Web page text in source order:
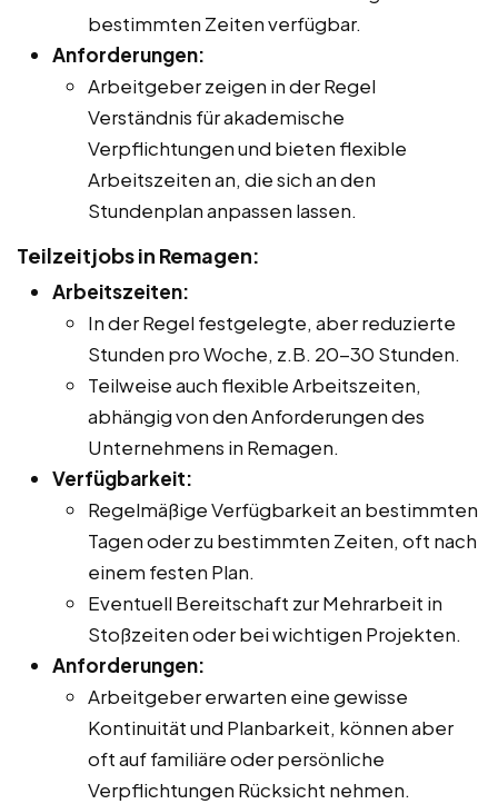
bestimmten Zeiten verfügbar.
Anforderungen:
Arbeitgeber zeigen in der Regel
Verständnis für akademische
Verpflichtungen und bieten flexible
Arbeitszeiten an, die sich an den
Stundenplan anpassen lassen.
Teilzeitjobs in Remagen:
Arbeitszeiten:
In der Regel festgelegte, aber reduzierte
Stunden pro Woche, z.B. 20-30 Stunden.
Teilweise auch flexible Arbeitszeiten,
abhängig von den Anforderungen des
Unternehmens in Remagen.
Verfügbarkeit:
Regelmäßige Verfügbarkeit an bestimmten
Tagen oder zu bestimmten Zeiten, oft nach
einem festen Plan.
Eventuell Bereitschaft zur Mehrarbeit in
Stoßzeiten oder bei wichtigen Projekten.
Anforderungen:
Arbeitgeber erwarten eine gewisse
Kontinuität und Planbarkeit, können aber
oft auf familiäre oder persönliche
Verpflichtungen Rücksicht nehmen.